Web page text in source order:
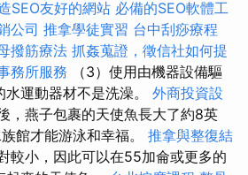
SEO友好的網站 必備的SEO軟體工
公司 推拿學徒實習 台中刮痧療程
撥筋療法 抓姦蒐證，徵信社如何提
務所服務 （3）使用由機器設備驅
運動器材不是洗澡。 外商投資設
，燕子包裹的天使魚長大了約8英
館才能游泳和幸福。 推拿與整復結
較小，因此可以在55加侖或更多的